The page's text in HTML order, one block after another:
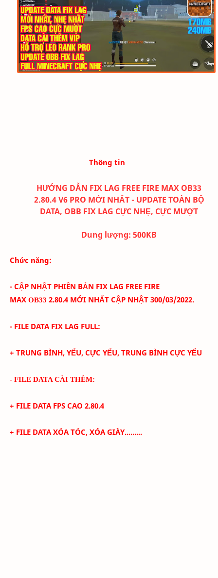
Thông tin
HƯỚNG DẪN FIX LAG FREE FIRE MAX OB33
2.80.4 V6 PRO MỚI NHẤT - UPDATE TOÀN BỘ
DATA, OBB FIX LAG CỰC NHẸ, CỰC MƯỢT
Dung lượng: 500KB
Chức năng:
- CẬP NHẬT PHIÊN BẢN FIX LAG FREE FIRE
MAX OB33 2.80.4 MỚI NHẤT CẬP NHẬT 300/03/2022.
- FILE DATA FIX LAG FULL:
+ TRUNG BÌNH, YẾU, CỰC YẾU, TRUNG BÌNH CỰC YẾU
- FILE DATA CÀI THÊM:
+ FILE DATA FPS CAO 2.80.4
+ FILE DATA XÓA TÓC, XÓA GIÀY.........